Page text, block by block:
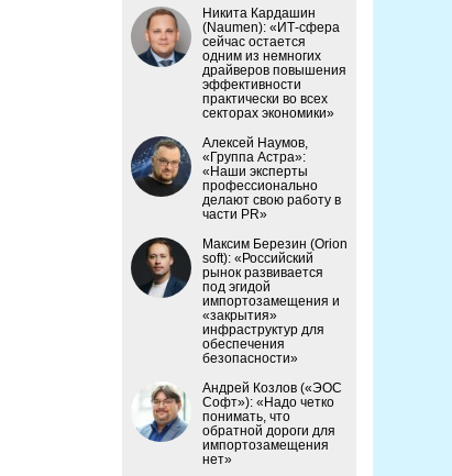
Никита Кардашин
(Naumen): «ИТ-сфера
сейчас остается
одним из немногих
драйверов повышения
эффективности
практически во всех
секторах экономики»
Алексей Наумов,
«Группа Астра»:
«Наши эксперты
профессионально
делают свою работу в
части PR»
Максим Березин (Orion
soft): «Российский
рынок развивается
под эгидой
импортозамещения и
«закрытия»
инфраструктур для
обеспечения
безопасности»
Андрей Козлов («ЭОС
Софт»): «Надо четко
понимать, что
обратной дороги для
импортозамещения
нет»